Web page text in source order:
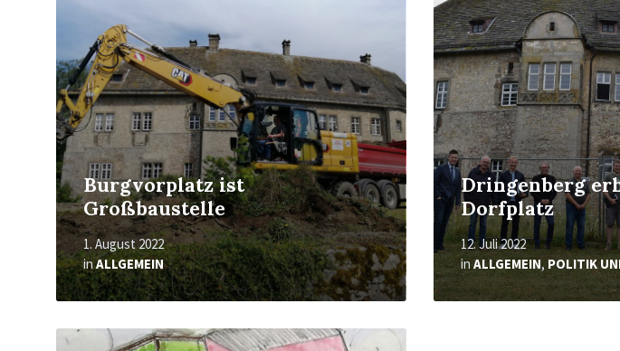
Burgvorplatz ist
Großbaustelle
1. August 2022
inALLGEMEIN
Dringenberg
Dorfplatz
12. Juli 2022
in ALLGEMEIN, POLITIK
Read